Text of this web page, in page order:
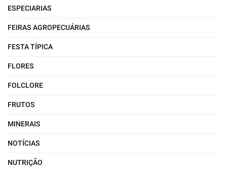
ESPECIARIAS
FEIRAS AGROPECUÁRIAS
FESTA TÍPICA
FLORES
FOLCLORE
FRUTOS
MINERAIS
NOTÍCIAS
NUTRIÇÃO